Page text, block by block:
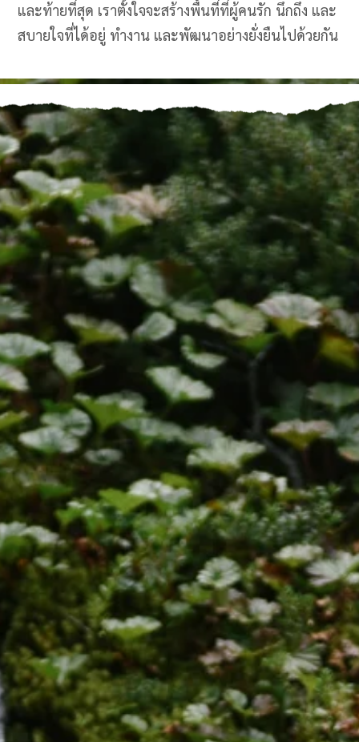
และท้ายที่สุด เราตั้งใจจะสร้างพื้นที่ที่ผู้คนรัก นึกถึง และ
สบายใจที่ได้อยู่ ทำงาน และพัฒนาอย่างยั่งยืนไปด้วยกัน